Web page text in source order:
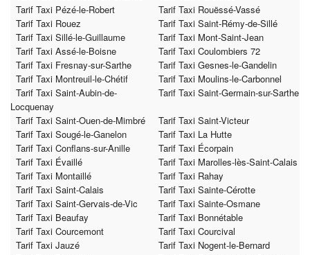
Tarif Taxi Pézé-le-Robert
Tarif Taxi Rouëssé-Vassé
Tarif Taxi Rouez
Tarif Taxi Saint-Rémy-de-Sillé
Tarif Taxi Sillé-le-Guillaume
Tarif Taxi Mont-Saint-Jean
Tarif Taxi Assé-le-Boisne
Tarif Taxi Coulombiers 72
Tarif Taxi Fresnay-sur-Sarthe
Tarif Taxi Gesnes-le-Gandelin
Tarif Taxi Montreuil-le-Chétif
Tarif Taxi Moulins-le-Carbonnel
Tarif Taxi Saint-Aubin-de-
Locquenay
Tarif Taxi Saint-Germain-sur-Sarthe
Tarif Taxi Saint-Ouen-de-Mimbré
Tarif Taxi Saint-Victeur
Tarif Taxi Sougé-le-Ganelon
Tarif Taxi La Hutte
Tarif Taxi Conflans-sur-Anille
Tarif Taxi Écorpain
Tarif Taxi Évaillé
Tarif Taxi Marolles-lès-Saint-Calais
Tarif Taxi Montaillé
Tarif Taxi Rahay
Tarif Taxi Saint-Calais
Tarif Taxi Sainte-Cérotte
Tarif Taxi Saint-Gervais-de-Vic
Tarif Taxi Sainte-Osmane
Tarif Taxi Beaufay
Tarif Taxi Bonnétable
Tarif Taxi Courcemont
Tarif Taxi Courcival
Tarif Taxi Jauzé
Tarif Taxi Nogent-le-Bernard